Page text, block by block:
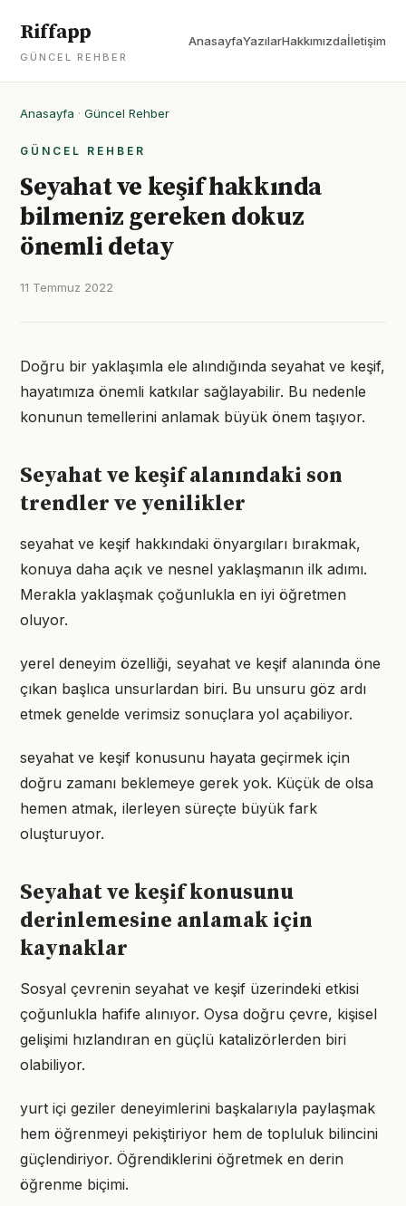
Riffapp
GÜNCEL REHBER
AnasayfaYazılarHakkımızdaİletişim
Anasayfa · Güncel Rehber
GÜNCEL REHBER
Seyahat ve keşif hakkında
bilmeniz gereken dokuz
önemli detay
11 Temmuz 2022
Doğru bir yaklaşımla ele alındığında seyahat ve keşif,
hayatımıza önemli katkılar sağlayabilir. Bu nedenle
konunun temellerini anlamak büyük önem taşıyor.
Seyahat ve keşif alanındaki son
trendler ve yenilikler
seyahat ve keşif hakkındaki önyargıları bırakmak,
konuya daha açık ve nesnel yaklaşmanın ilk adımı.
Merakla yaklaşmak çoğunlukla en iyi öğretmen
oluyor.
yerel deneyim özelliği, seyahat ve keşif alanında öne
çıkan başlıca unsurlardan biri. Bu unsuru göz ardı
etmek genelde verimsiz sonuçlara yol açabiliyor.
seyahat ve keşif konusunu hayata geçirmek için
doğru zamanı beklemeye gerek yok. Küçük de olsa
hemen atmak, ilerleyen süreçte büyük fark
oluşturuyor.
Seyahat ve keşif konusunu
derinlemesine anlamak için
kaynaklar
Sosyal çevrenin seyahat ve keşif üzerindeki etkisi
çoğunlukla hafife alınıyor. Oysa doğru çevre, kişisel
gelişimi hızlandıran en güçlü katalizörlerden biri
olabiliyor.
yurt içi geziler deneyimlerini başkalarıyla paylaşmak
hem öğrenmeyi pekiştiriyor hem de topluluk bilincini
güçlendiriyor. Öğrendiklerini öğretmek en derin
öğrenme biçimi.